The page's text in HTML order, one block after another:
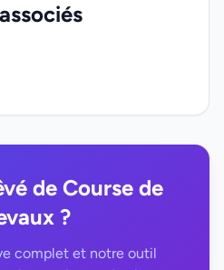
de Course de
?
complet et notre outil